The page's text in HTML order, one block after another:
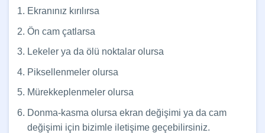
Ekranınız kırılırsa
Ön cam çatlarsa
Lekeler ya da ölü noktalar olursa
Piksellenmeler olursa
Mürekkeplenmeler olursa
Donma-kasma olursa ekran değişimi ya da cam
değişimi için bizimle iletişime geçebilirsiniz.